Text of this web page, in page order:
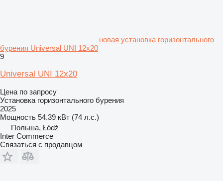
новая установка горизонтального
бурения Universal UNI 12x20
9
Universal UNI 12x20
Цена по запросу
Установка горизонтального бурения
2025
Мощность 54.39 кВт (74 л.с.)
Польша, Łódź
Inter Commerce
Связаться с продавцом